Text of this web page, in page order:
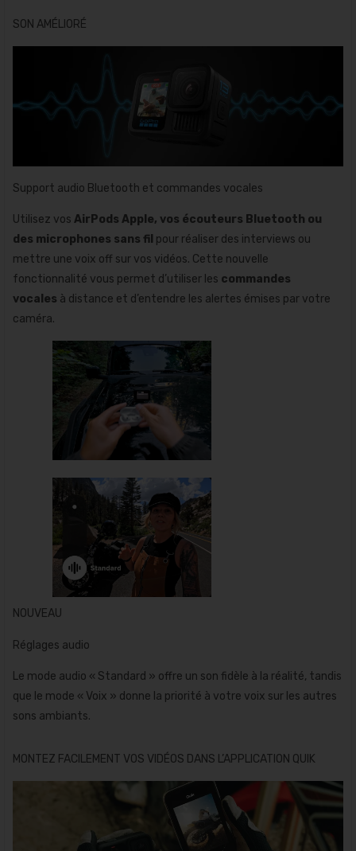
SON AMÉLIORÉ
Support audio Bluetooth et commandes vocales
Utilisez vos AirPods Apple, vos écouteurs Bluetooth ou
des microphones sans fil pour réaliser des interviews ou
mettre une voix off sur vos vidéos. Cette nouvelle
fonctionnalité vous permet d’utiliser les commandes
vocales à distance et d’entendre les alertes émises par votre
caméra.
NOUVEAU
Réglages audio
Le mode audio « Standard » offre un son fidèle à la réalité, tandis
que le mode « Voix » donne la priorité à votre voix sur les autres
sons ambiants.
MONTEZ FACILEMENT VOS VIDÉOS DANS L’APPLICATION QUIK